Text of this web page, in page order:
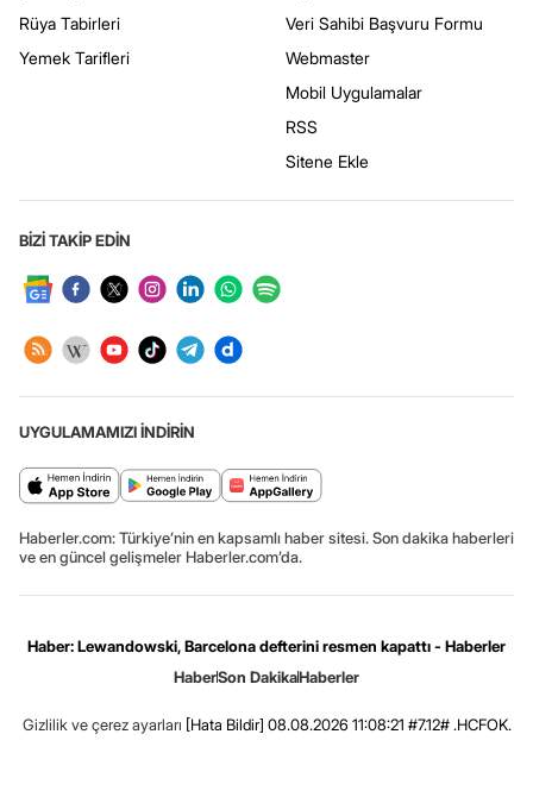
Rüya Tabirleri
Yemek Tarifleri
Veri Sahibi Başvuru Formu
Webmaster
Mobil Uygulamalar
RSS
Sitene Ekle
BİZİ TAKİP EDİN
UYGULAMAMIZI İNDİRİN
Haberler.com: Türkiye’nin en kapsamlı haber sitesi. Son dakika haberleri
ve en güncel gelişmeler Haberler.com’da.
Haber: Lewandowski, Barcelona defterini resmen kapattı - Haberler
HaberSon DakikaHaberler
Gizlilik ve çerez ayarları [Hata Bildir] 08.08.2026 11:08:21 #7.12# .HCFOK.